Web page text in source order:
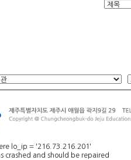
lo_ip = '216.73.216.201'
crashed and should be repaired